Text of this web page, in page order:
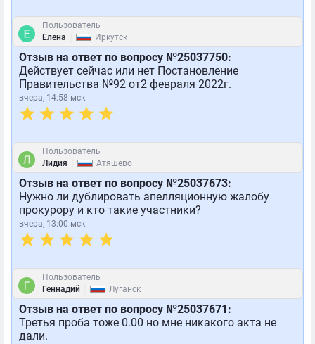
Пользователь
Елена
Иркутск
Отзыв на ответ по вопросу №25037750:
Действует сейчас или нет Постановление
Правительства №92 от2 февраля 2022г.
вчера, 14:58 мск
Пользователь
Лидия
Атяшево
Отзыв на ответ по вопросу №25037673:
Нужно ли дублировать апелляционную жалобу
прокурору и кто такие участники?
вчера, 13:00 мск
Пользователь
Геннадий
Луганск
Отзыв на ответ по вопросу №25037671:
Третья проба тоже 0.00 но мне никакого акта не
дали.